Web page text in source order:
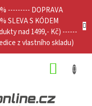
--------- DOPRAVA
SLEVA S KÓDEM
nad 1499,- Kč) ------
z vlastního skladu)